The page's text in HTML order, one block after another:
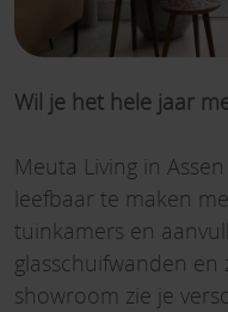
Wil je het hele jaar
Meuta Living in
leefbaar te maken
tuinkamers en
glasschuifwanden
showroom zie je